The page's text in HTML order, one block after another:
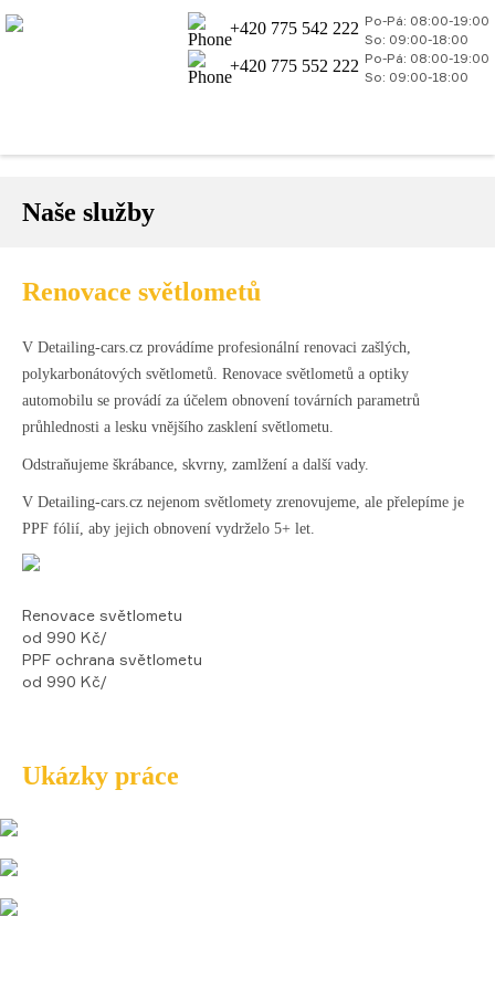
+420 775 542 222 Po-Pá: 08:00-19:00
So: 09:00-18:00
+420 775 552 222 Po-Pá: 08:00-19:00
So: 09:00-18:00
Naše služby
Renovace světlometů
V Detailing-cars.cz provádíme profesionální renovaci zašlých,
polykarbonátových světlometů. Renovace světlometů a optiky
automobilu se provádí za účelem obnovení továrních parametrů
průhlednosti a lesku vnějšího zasklení světlometu.
Odstraňujeme škrábance, skvrny, zamlžení a další vady.
V Detailing-cars.cz nejenom světlomety zrenovujeme, ale přelepíme je
PPF fólií, aby jejich obnovení vydrželo 5+ let.
Renovace světlometu
od 990 Kč/
PPF ochrana světlometu
od 990 Kč/
Ukázky práce